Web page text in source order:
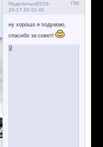
Поделиться 736
2018-
10-17 20:10:40
ну хорошо я подумаю,
спасибо за совет!
0